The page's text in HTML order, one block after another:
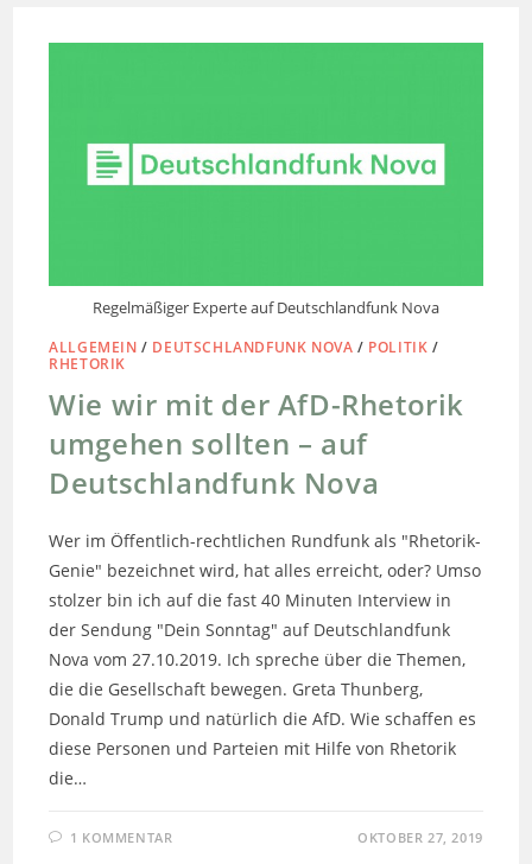
Regelmäßiger Experte auf Deutschlandfunk Nova
ALLGEMEIN / DEUTSCHLANDFUNK NOVA / POLITIK /
RHETORIK
Wie wir mit der AfD-Rhetorik
umgehen sollten – auf
Deutschlandfunk Nova
Wer im Öffentlich-rechtlichen Rundfunk als "Rhetorik-
Genie" bezeichnet wird, hat alles erreicht, oder? Umso
stolzer bin ich auf die fast 40 Minuten Interview in
der Sendung "Dein Sonntag" auf Deutschlandfunk
Nova vom 27.10.2019. Ich spreche über die Themen,
die die Gesellschaft bewegen. Greta Thunberg,
Donald Trump und natürlich die AfD. Wie schaffen es
diese Personen und Parteien mit Hilfe von Rhetorik
die…
1 KOMMENTAR OKTOBER 27, 2019